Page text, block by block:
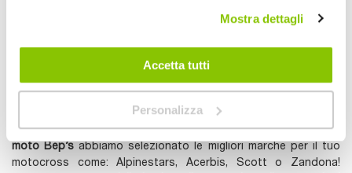
Mostra dettagli
Accetta tutti
Personalizza
L’off roadè la tua passione? Nelcatalogo abbigliamento
moto Bep’s abbiamo selezionato le migliori marche per il tuo
motocross come: Alpinestars, Acerbis, Scott o Zandona!